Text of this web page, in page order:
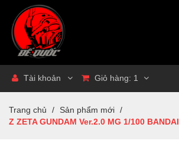
Tài khoản Giỏ hàng: 1
Trang chủ / Sản phẩm mới /
Z ZETA GUNDAM Ver.2.0 MG 1/100 BANDAI